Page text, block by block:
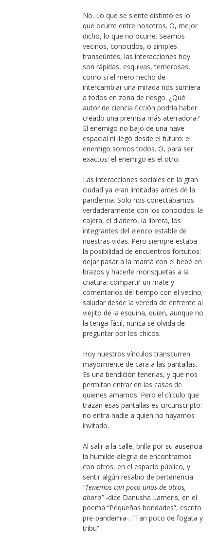
No. Lo que se siente distinto es lo
que ocurre entre nosotros. O, mejor
dicho, lo que no ocurre. Seamos
vecinos, conocidos, o simples
transeúntes, las interacciones hoy
son rápidas, esquivas, temerosas,
como si el mero hecho de
intercambiar una mirada nos sumiera
a todos en zona de riesgo. ¿Qué
autor de ciencia ficción podría haber
creado una premisa más aterradora?
El enemigo no bajó de una nave
espacial ni llegó desde el futuro: el
enemigo somos todos. O, para ser
exactos: el enemigo es el otro.
Las interacciones sociales en la gran
ciudad ya eran limitadas antes de la
pandemia. Solo nos conectábamos
verdaderamente con los conocidos: la
cajera, el diariero, la librera, los
integrantes del elenco estable de
nuestras vidas. Pero siempre estaba
la posibilidad de encuentros fortuitos:
dejar pasar a la mamá con el bebé en
brazos y hacerle morisquetas a la
criatura; compartir un mate y
comentarios del tiempo con el vecino;
saludar desde la vereda de enfrente al
viejito de la esquina, quien, aunque no
la tenga fácil, nunca se olvida de
preguntar por los chicos.
Hoy nuestros vínculos transcurren
mayormente de cara a las pantallas.
Es una bendición tenerlas, y que nos
permitan entrar en las casas de
quienes amamos. Pero el círculo que
trazan esas pantallas es circunscripto:
no entra nadie a quien no hayamos
invitado.
Al salir a la calle, brilla por su ausencia
la humilde alegría de encontrarnos
con otros, en el espacio público, y
sentir algún resabio de pertenencia.
“Tenemos tan poco unos de otros,
ahora”-dice Danusha Lameris, en el
poema “Pequeñas bondades”, escrito
pre-pandemia-. “Tan poco de fogata y
tribu”.